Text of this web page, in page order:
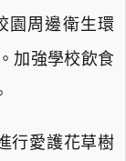
園周邊衛生環
加強學校飲食
行愛護花草樹